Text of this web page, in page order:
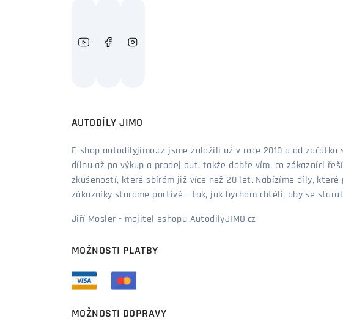
AUTODÍLY JIMO
E-shop autodílyjimo.cz jsme založili už v roce 2010 a od
dílnu až po výkup a prodej aut, takže dobře vím, co zákazníci
zkušeností, které sbírám již více než 20 let. Nabízíme díly,
zákazníky staráme poctivě – tak, jak bychom chtěli, aby se
Jiří Mosler - majitel eshopu AutodilyJIMO.cz
MOŽNOSTI PLATBY
MOŽNOSTI DOPRAVY